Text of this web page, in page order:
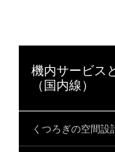
機内サービス
（国内線）
くつろぎの空間設